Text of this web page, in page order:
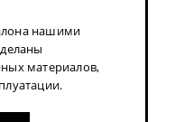
нашими
материалов,